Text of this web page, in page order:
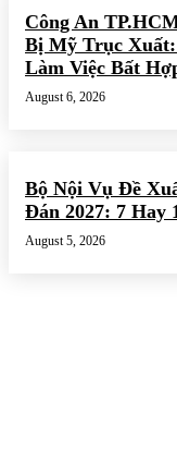
Công An
Bị Mỹ Trục
Làm Việc Bất
August 6, 2026
Bộ Nội Vụ Đề
Đán 2027: 7 Hay
August 5, 2026